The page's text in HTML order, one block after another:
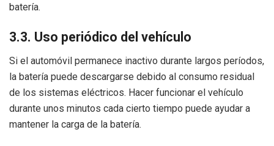
batería.
3.3. Uso periódico del vehículo
Si el automóvil permanece inactivo durante largos períodos,
la batería puede descargarse debido al consumo residual
de los sistemas eléctricos. Hacer funcionar el vehículo
durante unos minutos cada cierto tiempo puede ayudar a
mantener la carga de la batería.